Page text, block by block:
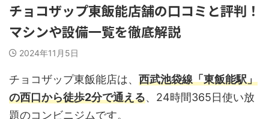
チョコザップ東飯能店舗の口コミと評判！
マシンや設備一覧を徹底解説
2024年11月5日
チョコザップ東飯能店は、 西武池袋線「東飯能駅」
の西口から徒歩2分で通える、24時間365日使い放
題のコンビニジムです。